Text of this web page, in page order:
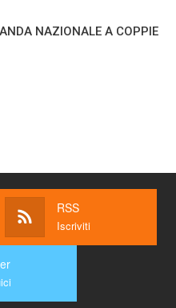
NAZIONALE A COPPIE
RSS
Iscriviti